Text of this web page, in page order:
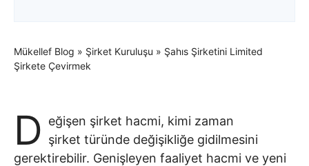
Mükellef Blog » Şirket Kuruluşu » Şahıs Şirketini Limited
Şirkete Çevirmek
D eğişen şirket hacmi, kimi zaman
şirket türünde değişikliğe gidilmesini
gerektirebilir. Genişleyen faaliyet hacmi ve yeni